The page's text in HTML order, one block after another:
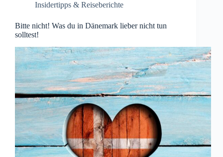
Insidertipps & Reiseberichte
Bitte nicht! Was du in Dänemark lieber nicht tun
solltest!